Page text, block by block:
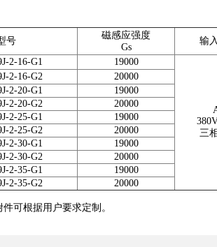
号
磁感应强度
Gs
输
2-16-G1
19000
三
2-16-G2
20000
2-20-G1
19000
2-20-G2
20000
2-25-G1
19000
2-25-G2
20000
2-30-G1
19000
2-30-G2
20000
2-35-G1
19000
2-35-G2
20000
可根据用户要求定制。